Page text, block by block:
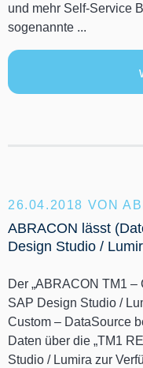
und mehr Self-Service
sogenannte ...
26.04.2018 VON
ABRACON lässt
Design Studio /
Der „ABRACON TM1
SAP Design Studio /
Custom – DataSource
Daten über die „TM1
Studio / Lumira zur